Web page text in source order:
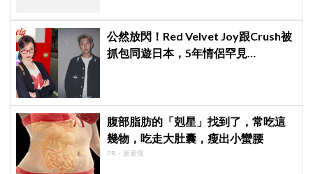
公然放閃！Red Velvet Joy跟Crush被
抓包同遊日本，5年情侶罕見
腹部脂肪的「剋星」找到了，常吃這
幾物，吃走大肚囊，瘦出小蠻腰
PR・新素簡